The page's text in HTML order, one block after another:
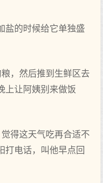
盐的时候给它单独盛
，然后推到生鲜区去
上让阿姨别来做饭
得这天气吃再合适不
打电话，叫他早点回